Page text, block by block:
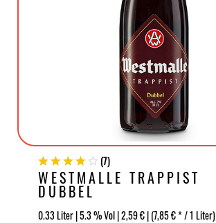
(7)
WESTMALLE TRAPPIST
DUBBEL
0.33 Liter | 5.3 % Vol | 2,59 € | (7,85 € * / 1 Liter)